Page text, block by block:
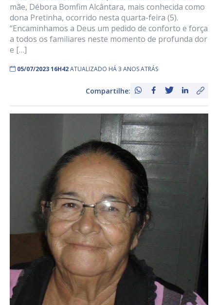
mãe, Débora Bomfim Alcântara, mais conhecida como
dona Pretinha, ocorrido nesta quarta-feira (5).
“Encaminhamos a Deus um pedido de conforto e força
a todos os familiares neste momento de profunda dor
e […]
05/07/2023 16H42ATUALIZADO HÁ 3 ANOS ATRÁS
Compartilhe: